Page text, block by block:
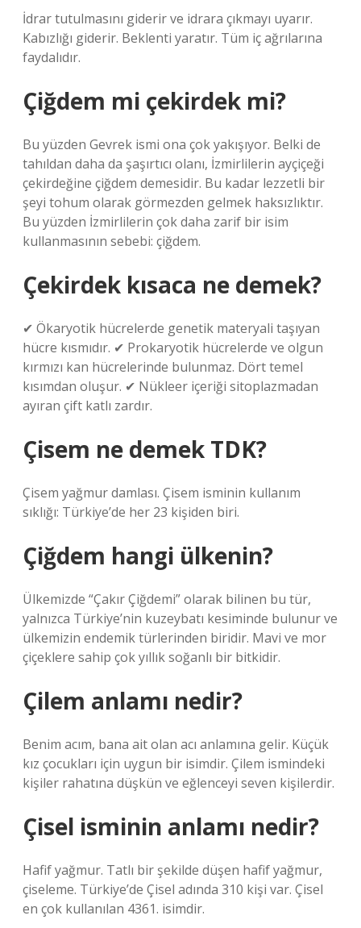
İdrar tutulmasını giderir ve idrara çıkmayı uyarır.
Kabızlığı giderir. Beklenti yaratır. Tüm iç ağrılarına
faydalıdır.
Çiğdem mi çekirdek mi?
Bu yüzden Gevrek ismi ona çok yakışıyor. Belki de
tahıldan daha da şaşırtıcı olanı, İzmirlilerin ayçiçeği
çekirdeğine çiğdem demesidir. Bu kadar lezzetli bir
şeyi tohum olarak görmezden gelmek haksızlıktır.
Bu yüzden İzmirlilerin çok daha zarif bir isim
kullanmasının sebebi: çiğdem.
Çekirdek kısaca ne demek?
✔ Ökaryotik hücrelerde genetik materyali taşıyan
hücre kısmıdır. ✔ Prokaryotik hücrelerde ve olgun
kırmızı kan hücrelerinde bulunmaz. Dört temel
kısımdan oluşur. ✔ Nükleer içeriği sitoplazmadan
ayıran çift katlı zardır.
Çisem ne demek TDK?
Çisem yağmur damlası. Çisem isminin kullanım
sıklığı: Türkiye’de her 23 kişiden biri.
Çiğdem hangi ülkenin?
Ülkemizde “Çakır Çiğdemi” olarak bilinen bu tür,
yalnızca Türkiye’nin kuzeybatı kesiminde bulunur ve
ülkemizin endemik türlerinden biridir. Mavi ve mor
çiçeklere sahip çok yıllık soğanlı bir bitkidir.
Çilem anlamı nedir?
Benim acım, bana ait olan acı anlamına gelir. Küçük
kız çocukları için uygun bir isimdir. Çilem ismindeki
kişiler rahatına düşkün ve eğlenceyi seven kişilerdir.
Çisel isminin anlamı nedir?
Hafif yağmur. Tatlı bir şekilde düşen hafif yağmur,
çiseleme. Türkiye’de Çisel adında 310 kişi var. Çisel
en çok kullanılan 4361. isimdir.